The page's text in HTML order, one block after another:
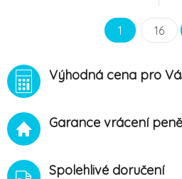
1 16
Výhodná cena pro
Garance vrácení
Spolehlivé doručení